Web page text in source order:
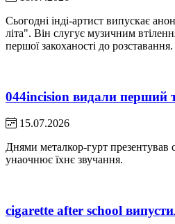
Сьогодні інді-артист випускає
літа". Він слугує музичним
першої закоханості до розставання.
044incision видали перший
15.07.2026
Днями металкор-гурт презентував
унаочнює їхнє звучання.
cigarette after school